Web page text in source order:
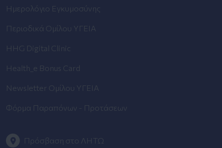
Ημερολόγιο Εγκυμοσύνης
Περιοδικά Ομίλου ΥΓΕΙΑ
HHG Digital Clinic
Health_e Bonus Card
Newsletter Ομίλου ΥΓΕΙΑ
Φόρμα Παραπόνων - Προτάσεων
Πρόσβαση στο ΛΗΤΩ